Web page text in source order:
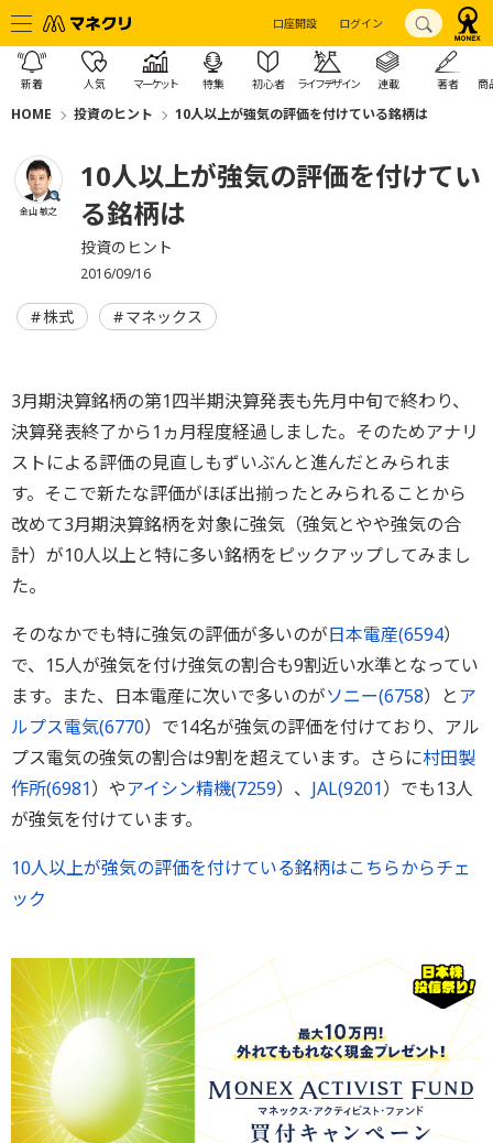
口座開設 ログイン
新着 人気 マーケット 特集 初心者 ライフデザイン 連載 著者 商
HOME 投資のヒント 10人以上が強気の評価を付けている銘柄は
金山 敏之
10人以上が強気の評価を付けてい
る銘柄は
投資のヒント
2016/09/16
株式 マネックス
3月期決算銘柄の第1四半期決算発表も先月中旬で終わり、
決算発表終了から1ヵ月程度経過しました。そのためアナリ
ストによる評価の見直しもずいぶんと進んだとみられま
す。そこで新たな評価がほぼ出揃ったとみられることから
改めて3月期決算銘柄を対象に強気（強気とやや強気の合
計）が10人以上と特に多い銘柄をピックアップしてみまし
た。
そのなかでも特に強気の評価が多いのが日本電産(6594）
で、15人が強気を付け強気の割合も9割近い水準となってい
ます。また、日本電産に次いで多いのがソニー(6758）とア
ルプス電気(6770）で14名が強気の評価を付けており、アル
プス電気の強気の割合は9割を超えています。さらに村田製
作所(6981）やアイシン精機(7259）、 JAL(9201）でも13人
が強気を付けています。
10人以上が強気の評価を付けている銘柄はこちらからチェ
ック